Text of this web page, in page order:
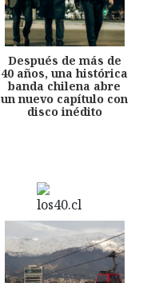
Después de más de
40 años, una histórica
banda chilena abre
un nuevo capítulo con
disco inédito